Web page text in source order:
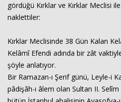
gördüğü Kırklar ve Kırklar Meclisi
naklettiler:
Kırklar Meclisinde 38 Gün Kalan
Kelâmî Efendi adında bir zât
şöyle anlatıyor.
Bir Ramazan-ı Şerif günü, Leyle-i
pâdişâh-ı âlem olan Sultan II.